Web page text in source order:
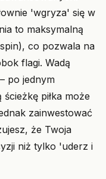
'wgryza' się w
to maksymalną
co pozwala na
flagi. Wadą
po jednym
piłka może
zainwestować
że Twoja
niż tylko 'uderz i